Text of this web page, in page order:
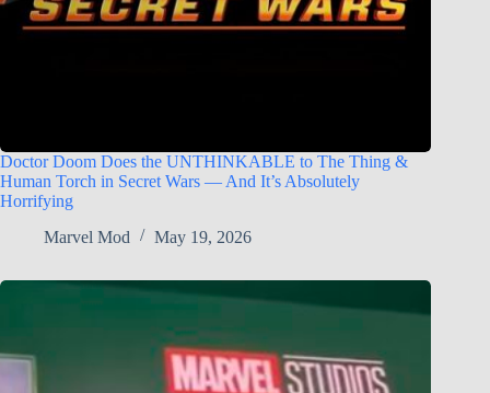
Doctor Doom Does the UNTHINKABLE to The Thing &
Human Torch in Secret Wars — And It’s Absolutely
Horrifying
Marvel Mod
May 19, 2026